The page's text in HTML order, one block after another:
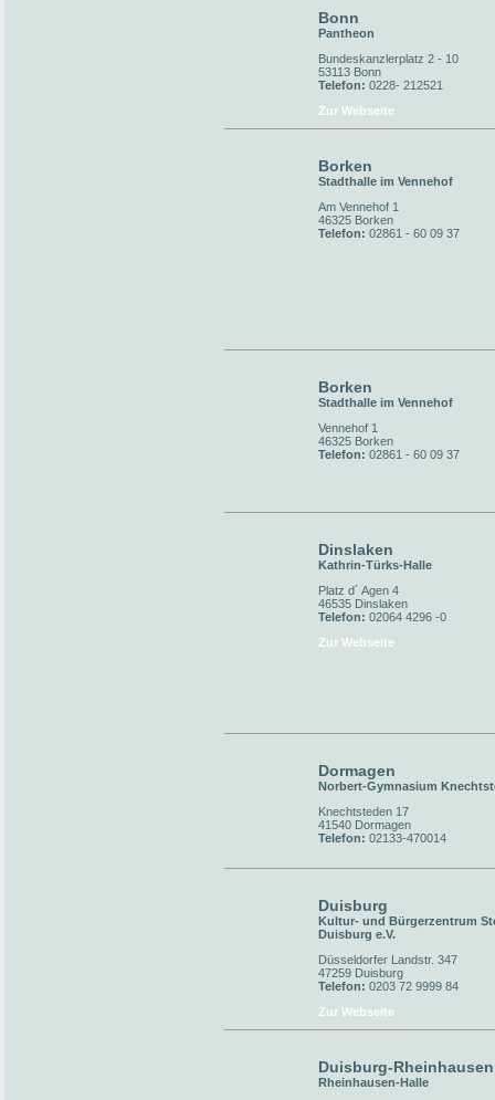
Bonn
Pantheon
Bundeskanzlerplatz 2 - 10
53113 Bonn
Telefon: 0228- 212521
Zur Webseite
Borken
Stadthalle im Vennehof
Am Vennehof 1
46325 Borken
Telefon: 02861 - 60 09 37
Borken
Stadthalle im Vennehof
Vennehof 1
46325 Borken
Telefon: 02861 - 60 09 37
Dinslaken
Kathrin-Türks-Halle
Platz d´ Agen 4
46535 Dinslaken
Telefon: 02064 4296 -0
Zur Webseite
Dormagen
Norbert-Gymnasium
Knechtsteden 17
41540 Dormagen
Telefon: 02133-470014
Duisburg
Kultur- und Bürgerzentrum
Duisburg e.V.
Düsseldorfer Landstr. 347
47259 Duisburg
Telefon: 0203 72 9999 84
Zur Webseite
Duisburg-Rheinhausen
Rheinhausen-Halle